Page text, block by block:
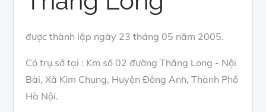
được thành lập ngày 23 tháng 05 năm 2005.
Có trụ sở tại : Km số 02 đường Thăng Long - Nội
Bài, Xã Kim Chung, Huyện Đông Anh, Thành Phố
Hà Nội.